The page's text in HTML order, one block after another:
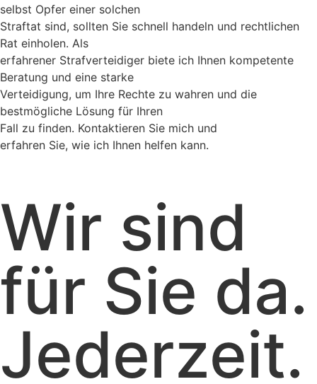
selbst Opfer einer solchen
Straftat sind, sollten Sie schnell handeln und rechtlichen
Rat einholen. Als
erfahrener Strafverteidiger biete ich Ihnen kompetente
Beratung und eine starke
Verteidigung, um Ihre Rechte zu wahren und die
bestmögliche Lösung für Ihren
Fall zu finden. Kontaktieren Sie mich und
erfahren Sie, wie ich Ihnen helfen kann.
Wir sind
für Sie da.
Jederzeit.